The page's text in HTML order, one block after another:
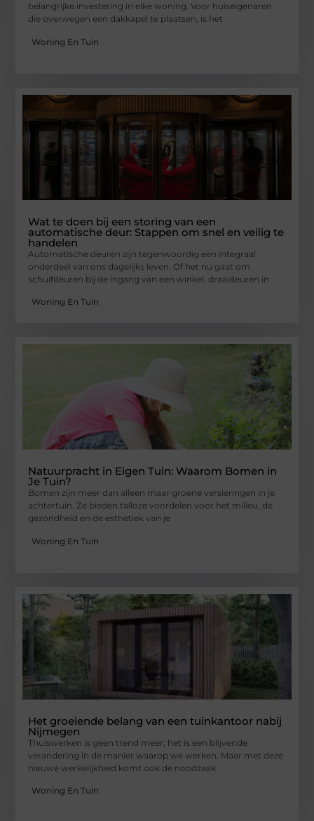
belangrijke investering in elke woning. Voor huiseigenaren
die overwegen een dakkapel te plaatsen, is het
Woning En Tuin
Wat te doen bij een storing van een
automatische deur: Stappen om snel en veilig te
handelen
Automatische deuren zijn tegenwoordig een integraal
onderdeel van ons dagelijks leven. Of het nu gaat om
schuifdeuren bij de ingang van een winkel, draaideuren in
Woning En Tuin
Natuurpracht in Eigen Tuin: Waarom Bomen in
Je Tuin?
Bomen zijn meer dan alleen maar groene versieringen in je
achtertuin. Ze bieden talloze voordelen voor het milieu, de
gezondheid en de esthetiek van je
Woning En Tuin
Het groeiende belang van een tuinkantoor nabij
Nijmegen
Thuiswerken is geen trend meer; het is een blijvende
verandering in de manier waarop we werken. Maar met deze
nieuwe werkelijkheid komt ook de noodzaak
Woning En Tuin